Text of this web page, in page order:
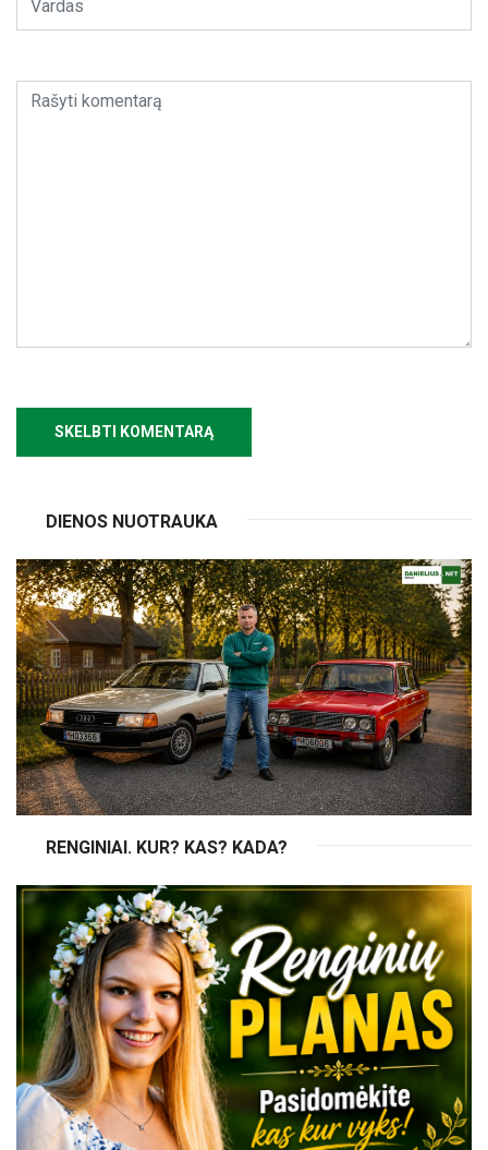
DIENOS NUOTRAUKA
RENGINIAI. KUR? KAS? KADA?